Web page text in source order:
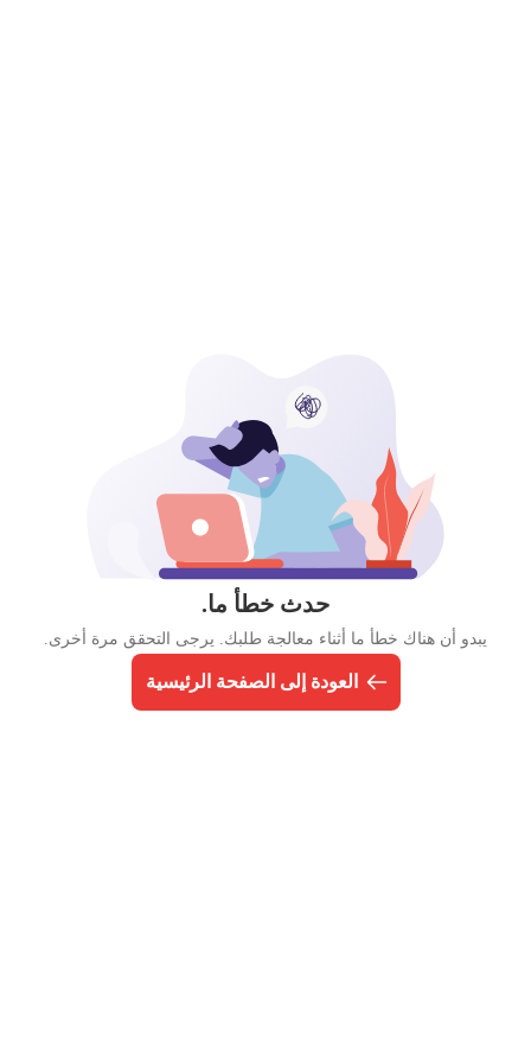
حدث خطأ ما.
يبدو أن هناك خطأ ما أثناء معالجة طلبك. يرجى التحقق مرة أخرى.
العودة إلى الصفحة الرئيسية